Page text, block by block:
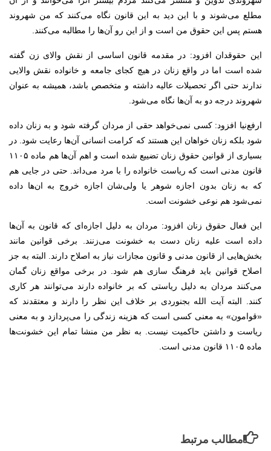
مطلع می‌شوند و با این دید به این قانون نگاه می‌کنند که من شهروند
هستم پس این حقوق من است و از این رو آن‌ها را مطالبه می‌کنند.
این حقوقدان افزود: در مقدمه قانون اساسی از نقش والای زن گفته
شده است اما در واقع زنان در هیچ کجای جامعه و خانواده نقش والایی
ندارند حتی اگر تحصیلات عالیه داشته و متخصص باشد، همیشه به عنوان
شهروند درجه دو به آن‌ها نگاه می‌شود.
ارفع‌نیا افزود: کسی نمی‌خواهد حقی از مردان گرفته شود و به زنان داده
شود بلکه زنان خواهان این هستند که کرامت انسانی آن‌ها رعایت شود. در
بسیاری از قوانین حقوق زنان تضییع شده است و اهم آن‌ها هم ماده ۱۱۰۵
قانون مدنی است که ریاست خانواده را با مرد می‌داند. حتی در جایی هم
که به زنان بدون اجازه شوهر یا ولی‌شان اجازه خروج به ان‌ها داده
نمی‌شود هم نوعی خشونت است.
این فعال حقوق زنان افزود: مردان به دلیل اجازه‌ای که قانون به آن‌ها
داده است علیه زنان دست به خشونت می‌زنند. برخی قوانین مانند
بخش‌هایی از قانون مدنی و قانون مجازات نیاز به اصلاح دارند. البته به جز
اصلاح قوانین باید فرهنگ سازی هم شود. در برخی مواقع زنان گمان
می‌کنند مردان به دلیل ریاستی که بر خانواده دارند می‌توانند هر کاری
کنند. البته آیت الله بجنوردی بر خلاف این نظر را دارند و معتقدند که
«قوامون» به معنی کسی است که هزینه زندگی را می‌پردازد و به معنی
ریاست و داشتن حاکمیت نیست. به نظر من منشا تمام این خشونت‌ها
ماده ۱۱۰۵ قانون مدنی است.
مطالب مرتبط